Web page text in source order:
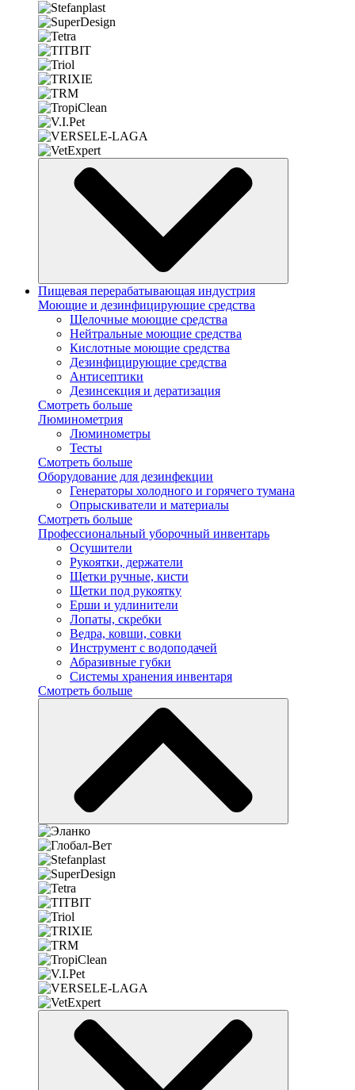
Пищевая перерабатывающая индустрия
Моющие и дезинфицирующие средства
Щелочные моющие средства
Нейтральные моющие средства
Кислотные моющие средства
Дезинфицирующие средства
Антисептики
Дезинсекция и дератизация
Смотреть больше
Люминометрия
Люминометры
Тесты
Смотреть больше
Оборудование для дезинфекции
Генераторы холодного и горячего тумана
Опрыскиватели и материалы
Смотреть больше
Профессиональный уборочный инвентарь
Осушители
Рукоятки, держатели
Щетки ручные, кисти
Щетки под рукоятку
Ерши и удлинители
Лопаты, скребки
Ведра, ковши, совки
Инструмент с водоподачей
Абразивные губки
Системы хранения инвентаря
Смотреть больше